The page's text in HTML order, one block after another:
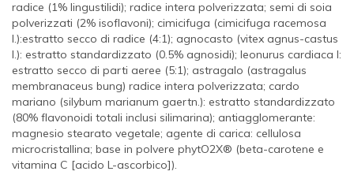
radice (1% lingustilidi); radice intera polverizzata; semi di soia
polverizzati (2% isoflavoni); cimicifuga (cimicifuga racemosa
l.):estratto secco di radice (4:1); agnocasto (vitex agnus-castus
l.): estratto standardizzato (0.5% agnosidi); leonurus cardiaca l:
estratto secco di parti aeree (5:1); astragalo (astragalus
membranaceus bung) radice intera polverizzata; cardo
mariano (silybum marianum gaertn.): estratto standardizzato
(80% flavonoidi totali inclusi silimarina); antiagglomerante:
magnesio stearato vegetale; agente di carica: cellulosa
microcristallina; base in polvere phytO2X® (beta-carotene e
vitamina C [acido L-ascorbico]).